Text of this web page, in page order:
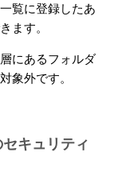
覧に登録したあ
ます。
にあるフォルダ
象外です。
キュリティ